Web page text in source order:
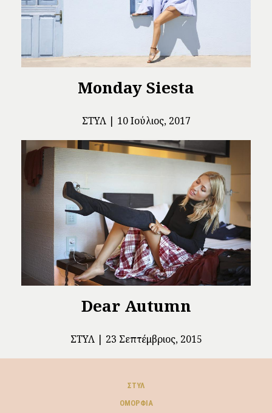
Monday Siesta
ΣΤΥΛ 10 Ιούλιος, 2017
Dear Autumn
ΣΤΥΛ 23 Σεπτέμβριος, 2015
ΣΤΥΛ
ΟΜΟΡΦΙΆ